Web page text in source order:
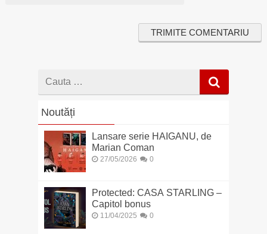
Cauta
Noutăți
Lansare serie HAIGANU, de
Marian Coman
27/05/2026 0
Protected: CASA STARLING –
Capitol bonus
11/04/2025 0